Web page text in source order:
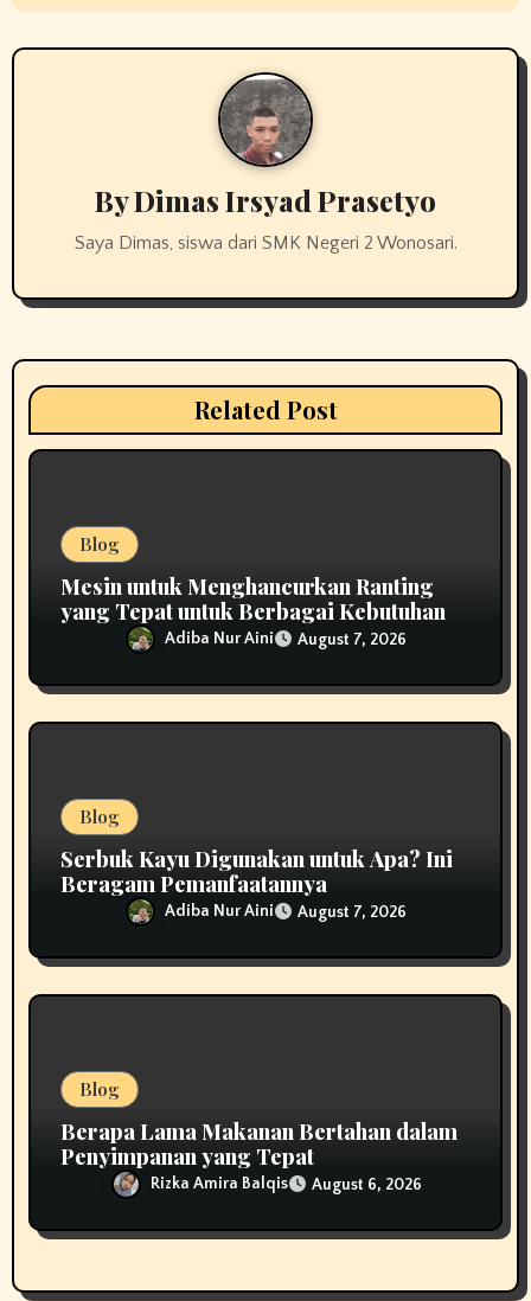
t
n
a
t
o
ByDimas Irsyad Prasetyo
Saya Dimas, siswa dari SMK Negeri 2 Wonosari.
Related Post
Blog
Mesin untuk Menghancurkan Ranting
yang Tepat untuk Berbagai Kebutuhan
Adiba Nur Aini August 7, 2026
Blog
Serbuk Kayu Digunakan untuk Apa? Ini
Beragam Pemanfaatannya
Adiba Nur Aini August 7, 2026
Blog
Berapa Lama Makanan Bertahan dalam
Penyimpanan yang Tepat
Rizka Amira Balqis August 6, 2026